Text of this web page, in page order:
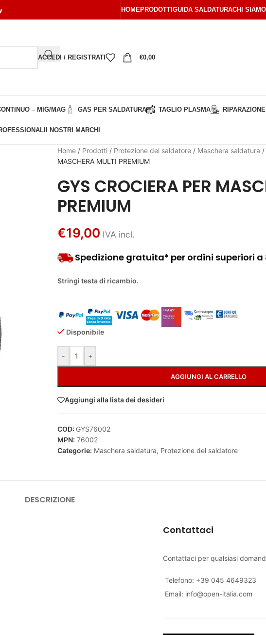
HOMEPRODOTTI GUIDA SALDATURACHI SIAMO
ACCEDI / REGISTRATI €0,00
– MIG/MAG GAS PER SALDATURA TAGLIO PLASMA
I NOSTRI MARCHI
Home/ Prodotti/ Protezione del saldatore/ Maschera saldatura /
MASCHERA MULTI PREMIUM
GYS CROCIERA PER
PREMIUM
€19,00 IVA incl.
Spedizione gratuita* per ordini superiori a
Stringi testa di ricambio.
Disponibile
- +
AGGIUNGI AL CARRELLO
Aggiungi alla lista dei desideri
COD: GYS76002
MPN: 76002
Categorie: Maschera saldatura, Protezione del saldatore
DESCRIZIONE
Contattaci
Contattaci per qualsiasi
Telefono: +39 045 4649323
Email: info@open-italia.com